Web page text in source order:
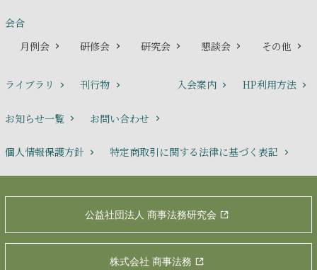
会合
月例会
研修会 研究会 懇談会 その他
ライブラリ 刊行物 入会案内 HP利用方法
お知らせ一覧 お問い合わせ
個人情報保護方針 特定商取引に関する法律に基づく表記
公益社団法人 商事法務研究会
株式会社 商事法務